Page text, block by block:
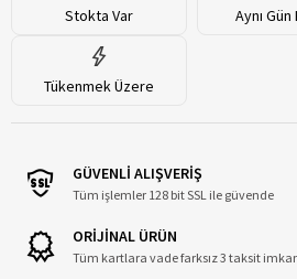
Stokta Var Aynı
Tükenmek Üzere
GÜVENLİ ALIŞVERİŞ
Tüm işlemler 128 bit SSL ile güvende
ORİJİNAL ÜRÜN
Tüm kartlara vade farksız 3 taksit